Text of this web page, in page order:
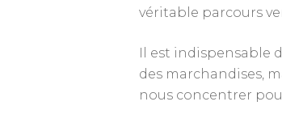
véritable parcours
Il est indispensable
des marchandises,
nous concentrer